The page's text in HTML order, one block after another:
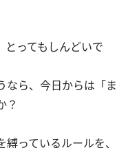
とってもしんどいで
なら、今日からは「ま
？
っているルールを、